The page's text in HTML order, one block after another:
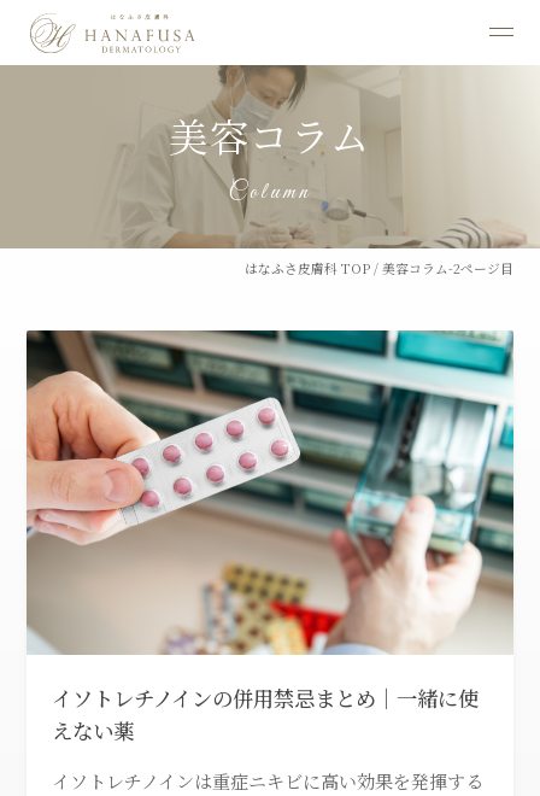
美容コラム
Column
はなふさ皮膚科 TOP /美容コラム-2ページ目
イソトレチノインの併用禁忌まとめ｜一緒に使
えない薬
イソトレチノインは重症ニキビに高い効果を発揮する